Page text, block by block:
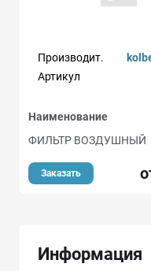
Производит.
Артикул
Наименование
ФИЛЬТР ВОЗДУШНЫЙ
Заказать
Информация